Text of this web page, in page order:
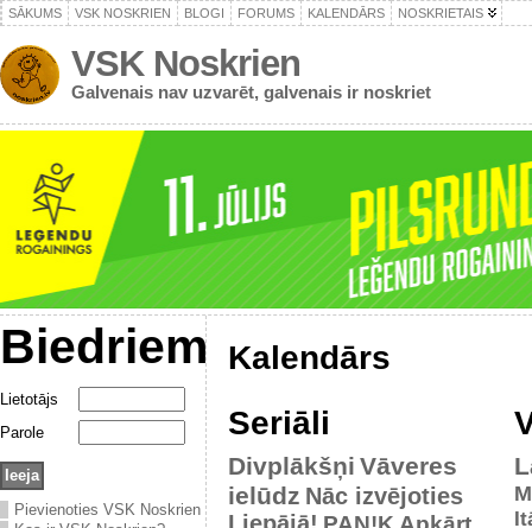
SĀKUMS VSK NOSKRIEN BLOGI FORUMS KALENDĀRS NOSKRIETAIS
VSK Noskrien
Galvenais nav uzvarēt, galvenais ir noskriet
Biedriem
Lietotājs
Parole
Pievienoties VSK Noskrien
Kalendārs
Seriāli
Divplākšņi Vāveres
ielūdz Nāc izvējoties
Liepājā!